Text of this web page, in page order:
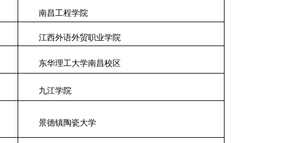
南昌工程学院
江西外语外贸职业学院
东华理工大学南昌校区
九江学院
景德镇陶瓷大学